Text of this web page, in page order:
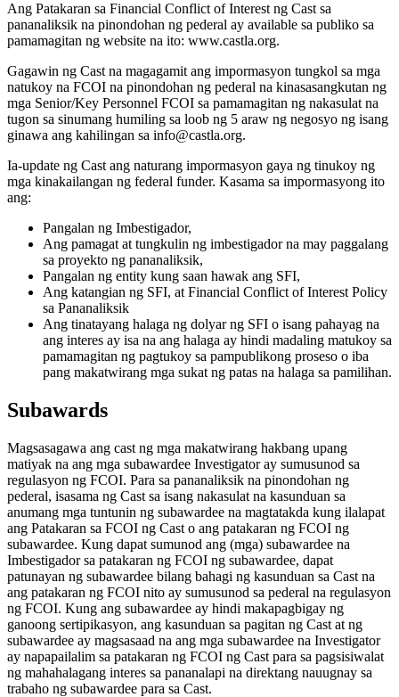
Ang Patakaran sa Financial Conflict of Interest ng Cast sa
pananaliksik na pinondohan ng pederal ay available sa publiko sa
pamamagitan ng website na ito: www.castla.org.
Gagawin ng Cast na magagamit ang impormasyon tungkol sa mga
natukoy na FCOI na pinondohan ng pederal na kinasasangkutan ng
mga Senior/Key Personnel FCOI sa pamamagitan ng nakasulat na
tugon sa sinumang humiling sa loob ng 5 araw ng negosyo ng isang
ginawa ang kahilingan sa info@castla.org.
Ia-update ng Cast ang naturang impormasyon gaya ng tinukoy ng
mga kinakailangan ng federal funder. Kasama sa impormasyong ito
ang:
Pangalan ng Imbestigador,
Ang pamagat at tungkulin ng imbestigador na may paggalang
sa proyekto ng pananaliksik,
Pangalan ng entity kung saan hawak ang SFI,
Ang katangian ng SFI, at Financial Conflict of Interest Policy
sa Pananaliksik
Ang tinatayang halaga ng dolyar ng SFI o isang pahayag na
ang interes ay isa na ang halaga ay hindi madaling matukoy sa
pamamagitan ng pagtukoy sa pampublikong proseso o iba
pang makatwirang mga sukat ng patas na halaga sa pamilihan.
Subawards
Magsasagawa ang cast ng mga makatwirang hakbang upang
matiyak na ang mga subawardee Investigator ay sumusunod sa
regulasyon ng FCOI. Para sa pananaliksik na pinondohan ng
pederal, isasama ng Cast sa isang nakasulat na kasunduan sa
anumang mga tuntunin ng subawardee na magtatakda kung ilalapat
ang Patakaran sa FCOI ng Cast o ang patakaran ng FCOI ng
subawardee. Kung dapat sumunod ang (mga) subawardee na
Imbestigador sa patakaran ng FCOI ng subawardee, dapat
patunayan ng subawardee bilang bahagi ng kasunduan sa Cast na
ang patakaran ng FCOI nito ay sumusunod sa pederal na regulasyon
ng FCOI. Kung ang subawardee ay hindi makapagbigay ng
ganoong sertipikasyon, ang kasunduan sa pagitan ng Cast at ng
subawardee ay magsasaad na ang mga subawardee na Investigator
ay napapailalim sa patakaran ng FCOI ng Cast para sa pagsisiwalat
ng mahahalagang interes sa pananalapi na direktang nauugnay sa
trabaho ng subawardee para sa Cast.